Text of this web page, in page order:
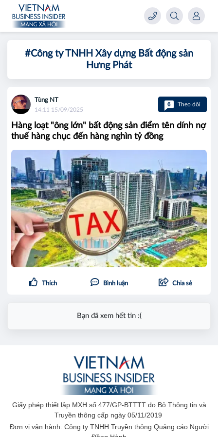
#Công ty TNHH Xây dựng Bất động sản
Hưng Phát
Tùng NT
14:11 15/09/2025
6 Theo dõi
Hàng loạt "ông lớn" bất động sản điểm tên dính nợ
thuế hàng chục đến hàng nghìn tỷ đồng
Thích Bình luận Chia sẻ
Bạn đã xem hết tin :(
Giấy phép thiết lập MXH số 477/GP-BTTTT do Bộ Thông tin và
Truyền thông cấp ngày 05/11/2019
Đơn vị vận hành: Công ty TNHH Truyền thông Quảng cáo Người